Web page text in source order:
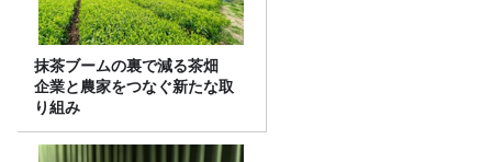
抹茶ブームの裏で減る茶畑
企業と農家をつなぐ新たな取
り組み